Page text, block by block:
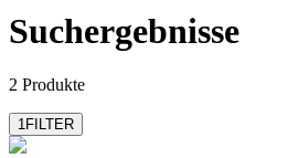
Suchergebnisse
2 Produkte
1FILTER